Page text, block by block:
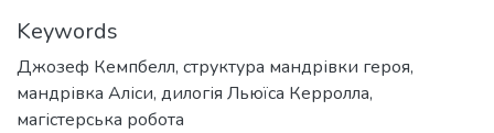
Keywords
Джозеф Кемпбелл, структура мандрівки героя,
мандрівка Аліси, дилогія Льюїса Керролла,
магістерська робота